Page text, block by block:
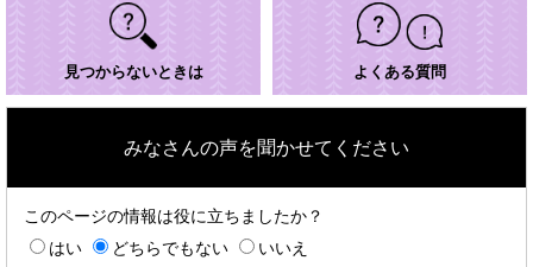
見つからないときは よくある質問
みなさんの声を聞かせてください
このページの情報は役に立ちましたか？
はい
どちらでもない いいえ